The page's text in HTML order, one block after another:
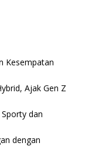
Kesempatan
Ajak Gen Z
dan
dengan